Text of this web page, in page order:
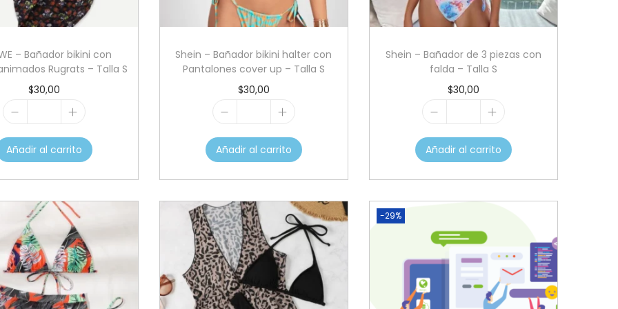
– Bañador bikini con
Rugrats – Talla S
$30,00
O
M
W
E
a
ñ
a
Añadir al carrito
Shein – Bañador bikini halter con
Pantalones cover up – Talla S
$30,00
h
e
i
n
–
B
a
a
Añadir al carrito
Shein – Bañador de 3 piezas con
falda – Talla S
$30,00
h
e
i
n
B
a
Añadir al carrito
-29%